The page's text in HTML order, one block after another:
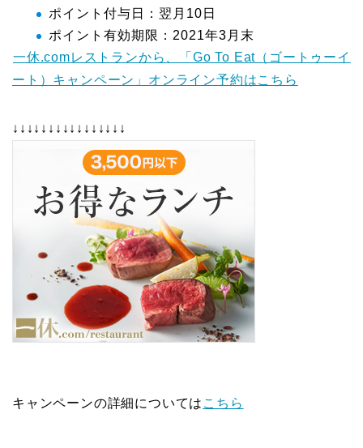
ポイント付与日：翌月10日
ポイント有効期限：2021年3月末
一休.comレストランから、「Go To Eat（ゴートゥーイ
ート）キャンペーン」オンライン予約はこちら
↓↓↓↓↓↓↓↓↓↓↓↓↓↓↓↓
キャンペーンの詳細については こちら